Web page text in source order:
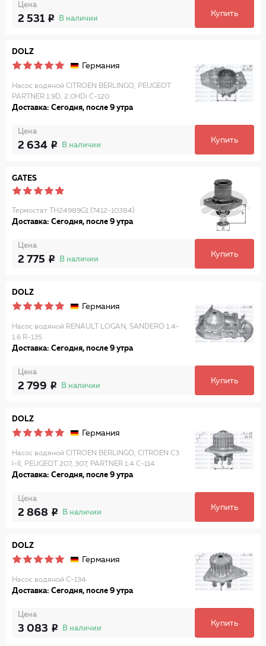
Цена
2 531 В наличии
Купить
DOLZ
Германия
Насос водяной CITROEN BERLINGO, PEUGEOT
PARTNER 1.9D, 2.0HDi C-120
Доставка: Сегодня, после 9 утра
Цена
2 634 В наличии
Купить
GATES
Термостат TH24989G1 (7412-10384)
Доставка: Сегодня, после 9 утра
Цена
2 775 В наличии
Купить
DOLZ
Германия
Насос водяной RENAULT LOGAN, SANDERO 1.4-
1.6 R-135
Доставка: Сегодня, после 9 утра
Цена
2 799 В наличии
Купить
DOLZ
Германия
Насос водяной CITROEN BERLINGO, CITROEN C3
I-II, PEUGEOT 207, 307, PARTNER 1.4 C-114
Доставка: Сегодня, после 9 утра
Цена
2 868 В наличии
Купить
DOLZ
Германия
Насос водяной C-134
Доставка: Сегодня, после 9 утра
Цена
3 083 В наличии
Купить